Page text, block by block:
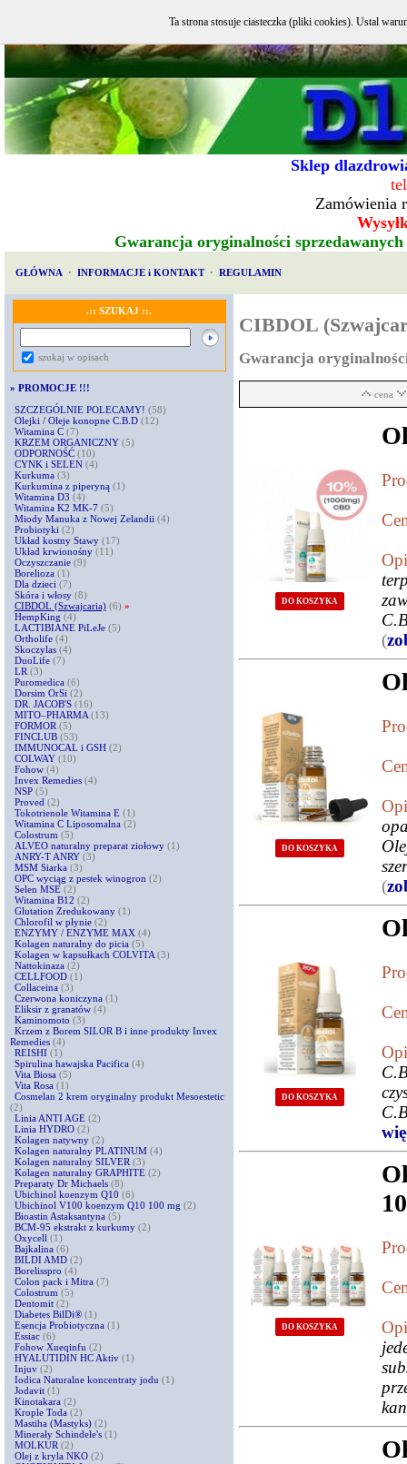
Sklep
Zamówienia
Gwarancja oryginalności
GŁÓWNA · INFORMACJE i KONTAKT · REGULAMIN
.:: SZUKAJ ::.
szukaj w opisach
» PROMOCJE !!!
SZCZEGÓLNIE POLECAMY! (58)
Olejki / Oleje konopne C.B.D (12)
Witamina C (7)
KRZEM ORGANICZNY (5)
ODPORNOŚĆ (10)
CYNK i SELEN (4)
Kurkuma (3)
Kurkumina z piperyną (1)
Witamina D3 (4)
Witamina K2 MK-7 (5)
Miody Manuka z Nowej Zelandii (4)
Probiotyki (2)
Układ kostny Stawy (17)
Układ krwionośny (11)
Oczyszczanie (9)
Borelioza (1)
Dla dzieci (7)
Skóra i włosy (8)
CIBDOL (Szwajcaria) (6) »
HempKing (4)
LACTIBIANE PiLeJe (5)
Ortholife (4)
Skoczylas (4)
DuoLife (7)
LR (3)
Puromedica (6)
Dorsim OrSi (2)
DR. JACOB'S (16)
MITO–PHARMA (13)
FORMOR (5)
FINCLUB (53)
IMMUNOCAL i GSH (2)
COLWAY (10)
Fohow (4)
Invex Remedies (4)
NSP (5)
Proved (2)
Tokotrienole Witamina E (1)
Witamina C Liposomalna (2)
Colostrum (5)
ALVEO naturalny preparat ziołowy (1)
ANRY-T ANRY (3)
MSM Siarka (3)
OPC wyciąg z pestek winogron (2)
Selen MSE (2)
Witamina B12 (2)
Glutation Zredukowany (1)
Chlorofil w płynie (2)
ENZYMY / ENZYME MAX (4)
Kolagen naturalny do picia (5)
Kolagen w kapsułkach COLVITA (3)
Nattokinaza (2)
CELLFOOD (1)
Collaceina (3)
Czerwona koniczyna (1)
Eliksir z granatów (4)
Kaminomoto (3)
Krzem z Borem SILOR B i inne produkty Invex
Remedies (4)
REISHI (1)
Spirulina hawajska Pacifica (4)
Vita Biosa (5)
Vita Rosa (1)
Cosmelan 2 krem oryginalny produkt Mesoestetic
(2)
Linia ANTI AGE (2)
Linia HYDRO (2)
Kolagen natywny (2)
Kolagen naturalny PLATINUM (4)
Kolagen naturalny SILVER (3)
Kolagen naturalny GRAPHITE (2)
Preparaty Dr Michaels (8)
Ubichinol koenzym Q10 (6)
Ubichinol V100 koenzym Q10 100 mg (2)
Bioastin Astaksantyna (5)
BCM-95 ekstrakt z kurkumy (2)
Oxycell (1)
Bajkalina (6)
BILDI AMD (2)
Borelisspro (4)
Colon pack i Mitra (7)
Colostrum (5)
Dentomit (2)
Diabetes BilDi® (1)
Esencja Probiotyczna (1)
Essiac (6)
Fohow Xueqinfu (2)
HYALUTIDIN HC Aktiv (1)
Injuv (2)
Iodica Naturalne koncentraty jodu (1)
Jodavit (1)
Kinotakara (2)
Krople Toda (2)
Mastiha (Mastyks) (2)
Minerały Schindele's (1)
MOLKUR (2)
Olej z kryla NKO (2)
CIBDOL
Gwarancja
cena
DO KOSZYKA
(
DO KOSZYKA
(
DO KOSZYKA
DO KOSZYKA
Ta strona stosuje ciasteczka (pliki cookies). Ustal